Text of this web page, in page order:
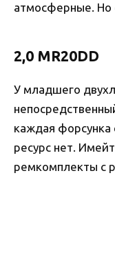
атмосферные. Но
2,0 MR20DD
У младшего
каждая форсунка
ресурс нет.
ремкомплекты с